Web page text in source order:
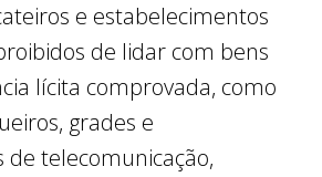
e estabelecimentos
de lidar com bens
lícita comprovada, como
grades e
telecomunicação,